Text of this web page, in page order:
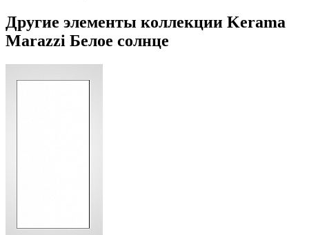
Другие элементы коллекции Kerama
Marazzi Белое солнце